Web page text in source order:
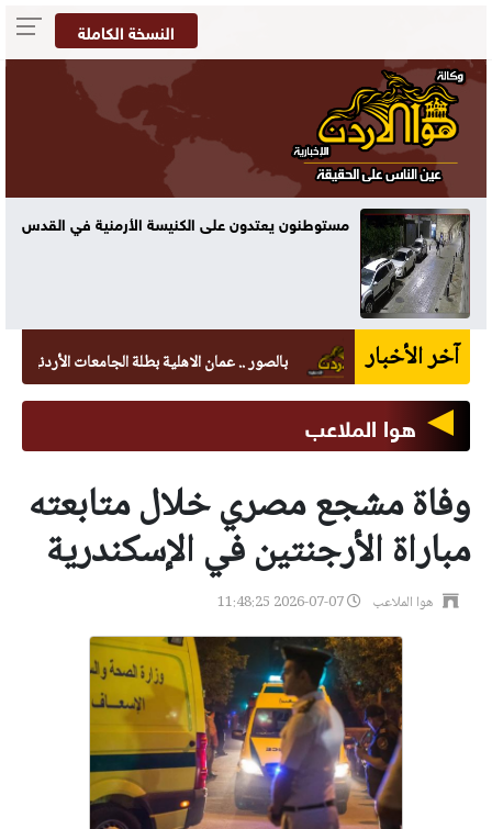
النسخة الكاملة
مستوطنون يعتدون على الكنيسة الأرمنية في القدس
آخر الأخبار بالصور .. عمان الاهلية بطلة الجامعات الأردنية في
هوا الملاعب
وفاة مشجع مصري خلال متابعته
مباراة الأرجنتين في الإسكندرية
هوا الملاعب